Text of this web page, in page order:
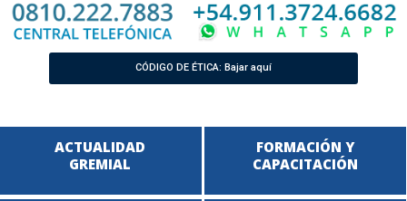
CÓDIGO DE ÉTICA: Bajar aquí
ACTUALIDAD
GREMIAL
FORMACIÓN Y
CAPACITACIÓN